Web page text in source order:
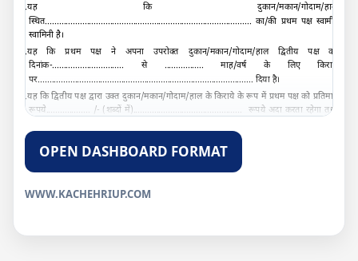
1.यह कि दुकान/मकान/गोदाम/हाल
स्थित......................................................................................... का/की प्रथम पक्ष स्वामी/
स्वामिनी है।
2.यह कि प्रथम पक्ष ने अपना उपरोक्त दुकान/मकान/गोदाम/हाल द्वितीय पक्ष को
दिनांक-............................... से ................. माह/वर्ष के लिए किराये
पर............................................................................................. दिया है।
3.यह कि द्वितीय पक्ष द्वारा उक्त दुकान/मकान/गोदाम/हाल के किराये के रूप में प्रथम पक्ष को प्रतिमाह
रूपये................... /- ( शब्दों में)............................................... रूपये अदा करता रहेगा तथा
रूपये दिया है जो द्वितीय पक्ष के द्वारा दुकान
हाल खाली किये जाने पर प्रथम पक्ष द्वितीय पक्ष को वापस करेगा।
4.यह कि द्वितीय पक्ष उक्त दुकान
मकान/गोदाम/हाल का किराया प्रत्येक माह के प्रथम सप्ताह में
5.यह कि द्वितीय पक्ष दो माह पूर्व सूचना देकर जब चाहे दुकान
OPEN DASHBOARD FORMAT
WWW.KACHEHRIUP.COM